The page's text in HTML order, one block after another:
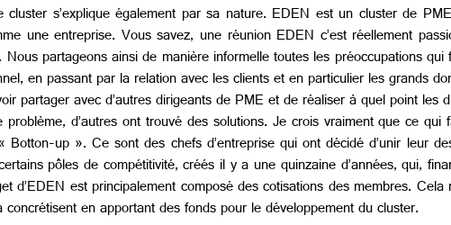
s’explique également par sa nature. EDEN est un cluster de
une entreprise. Vous savez, une réunion EDEN c’est réellement
partageons ainsi de manière informelle toutes les préoccupations
en passant par la relation avec les clients et en particulier les grands
partager avec d’autres dirigeants de PME et de réaliser à quel point les
d’autres ont trouvé des solutions. Je crois vraiment que ce qui
up ». Ce sont des chefs d’entreprise qui ont décidé d’unir leur
pôles de compétitivité, créés il y a une quinzaine d’années, qui,
d’EDEN est principalement composé des cotisations des membres.
en apportant des fonds pour le développement du cluster.